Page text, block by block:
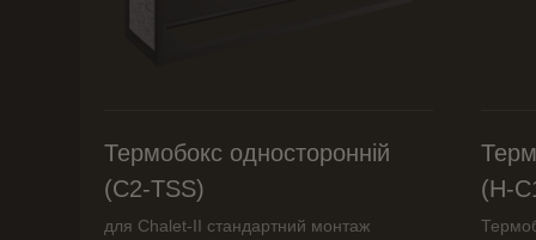
Термобокс односторонній
(C2-TSS)
для Chalet-II стандартний монтаж
(H-